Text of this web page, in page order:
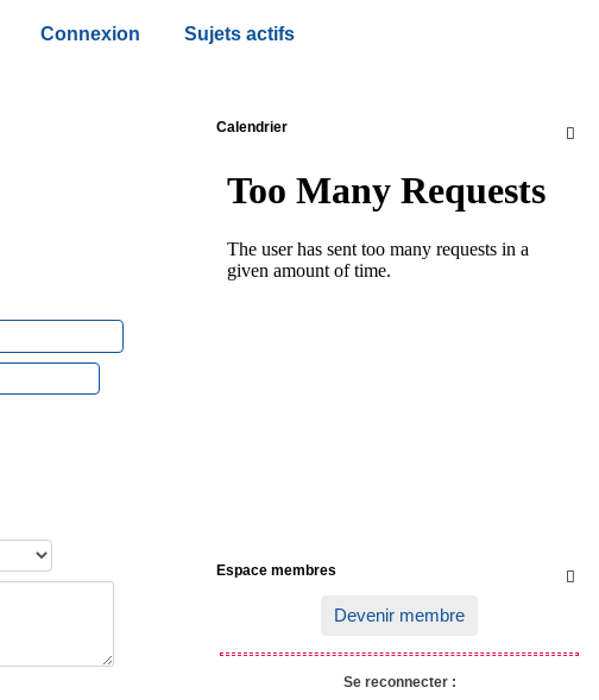
Connexion Sujets actifs

Calendrier

Espace membres
Devenir membre
Se reconnecter :